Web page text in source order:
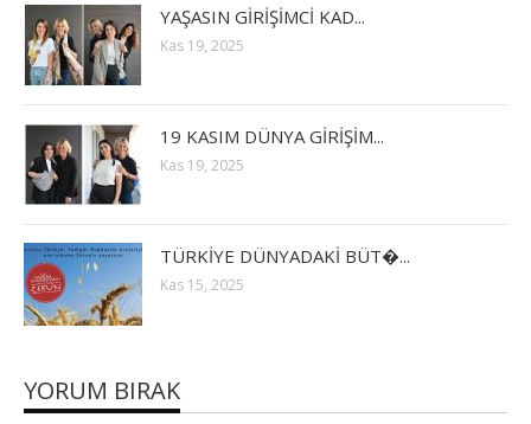
YAŞASIN GİRİŞİMCİ KAD...
Kas 19, 2025
19 KASIM DÜNYA GİRİŞİM...
Kas 19, 2025
TÜRKİYE DÜNYADAKİ BÜT�...
Kas 15, 2025
YORUM BIRAK